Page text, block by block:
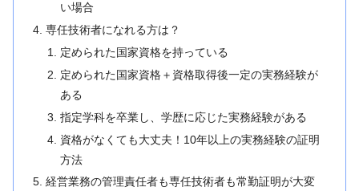
い場合
専任技術者になれる方は？
定められた国家資格を持っている
定められた国家資格＋資格取得後一定の実務経験が
ある
指定学科を卒業し、学歴に応じた実務経験がある
資格がなくても大丈夫！10年以上の実務経験の証明
方法
経営業務の管理責任者も専任技術者も常勤証明が大変